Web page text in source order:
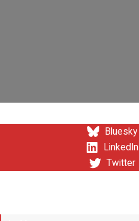
Bluesky
LinkedIn
Twitter